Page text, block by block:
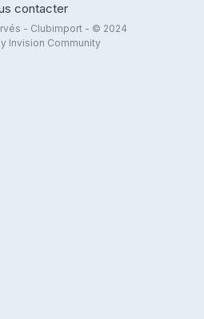
contacter
- Clubimport - © 2024
Invision Community